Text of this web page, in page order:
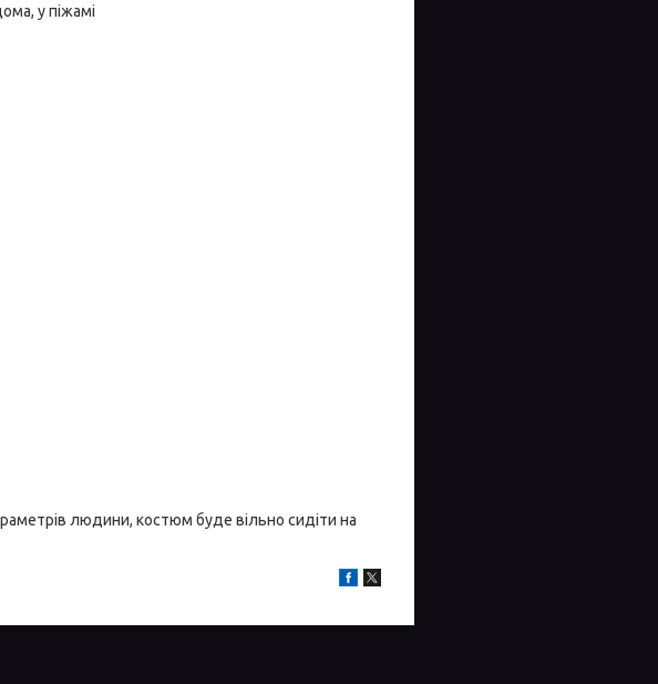
у піжамі
людини, костюм буде вільно сидіти на